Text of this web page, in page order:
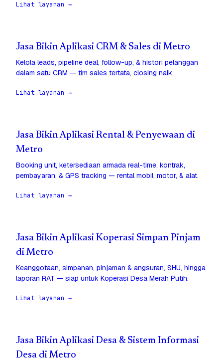
Lihat layanan →
Jasa Bikin Aplikasi CRM & Sales di Metro
Kelola leads, pipeline deal, follow-up, & histori pelanggan
dalam satu CRM — tim sales tertata, closing naik.
Lihat layanan →
Jasa Bikin Aplikasi Rental & Penyewaan di
Metro
Booking unit, ketersediaan armada real-time, kontrak,
pembayaran, & GPS tracking — rental mobil, motor, & alat.
Lihat layanan →
Jasa Bikin Aplikasi Koperasi Simpan Pinjam
di Metro
Keanggotaan, simpanan, pinjaman & angsuran, SHU, hingga
laporan RAT — siap untuk Koperasi Desa Merah Putih.
Lihat layanan →
Jasa Bikin Aplikasi Desa & Sistem Informasi
Desa di Metro